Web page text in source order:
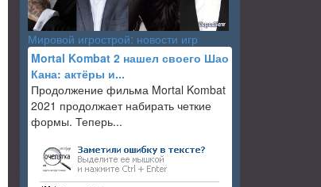
Мировой игрострой: новости игр
Mortal Kombat 2 нашел своего Шао
Кана: актёры и...
Продолжение фильма Mortal Kombat
2021 продолжает набирать четкие
формы. Теперь...